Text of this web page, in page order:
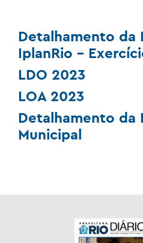
Detalhamento da
IplanRio –
LDO 2023
LOA 2023
Detalhamento da
Municipal